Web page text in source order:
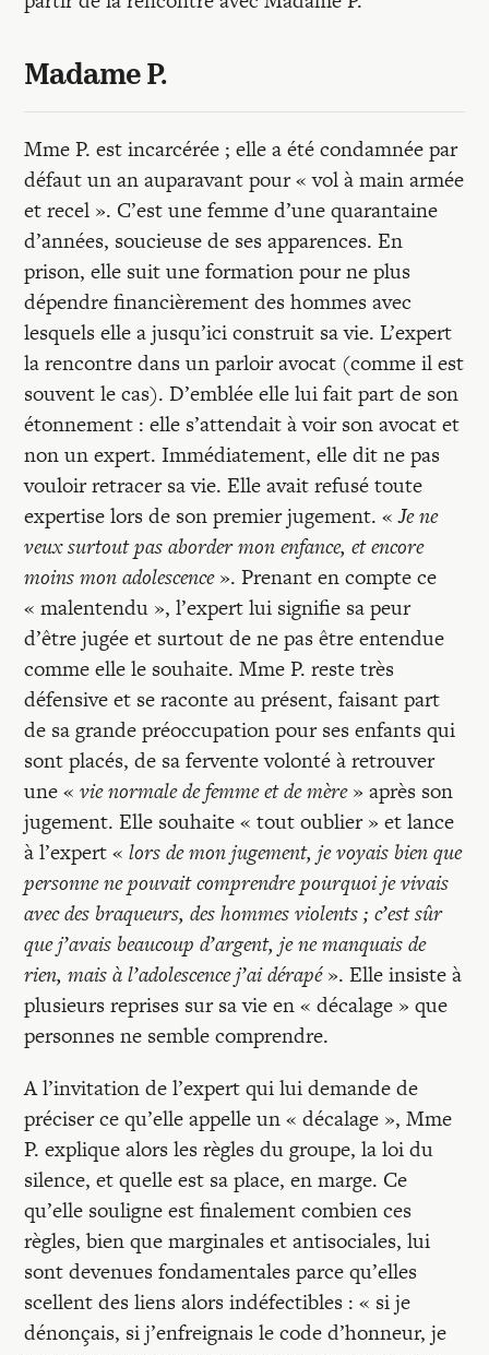
Madame P.
Mme P. est incarcérée ; elle a été condamnée par
défaut un an auparavant pour « vol à main armée
et recel ». C’est une femme d’une quarantaine
d’années, soucieuse de ses apparences. En
prison, elle suit une formation pour ne plus
dépendre financièrement des hommes avec
lesquels elle a jusqu’ici construit sa vie. L’expert
la rencontre dans un parloir avocat (comme il est
souvent le cas). D’emblée elle lui fait part de son
étonnement : elle s’attendait à voir son avocat et
non un expert. Immédiatement, elle dit ne pas
vouloir retracer sa vie. Elle avait refusé toute
expertise lors de son premier jugement. «Je ne
veux surtout pas aborder mon enfance, et encore
moins mon adolescence». Prenant en compte ce
« malentendu », l’expert lui signifie sa peur
d’être jugée et surtout de ne pas être entendue
comme elle le souhaite. Mme P. reste très
défensive et se raconte au présent, faisant part
de sa grande préoccupation pour ses enfants qui
sont placés, de sa fervente volonté à retrouver
une «vie normale de femme et de mère» après son
jugement. Elle souhaite « tout oublier » et lance
à l’expert «lors de mon jugement, je voyais bien que
personne ne pouvait comprendre pourquoi je vivais
avec des braqueurs, des hommes violents ; c’est sûr
que j’avais beaucoup d’argent, je ne manquais de
rien, mais à l’adolescence j’ai dérapé». Elle insiste à
plusieurs reprises sur sa vie en « décalage » que
personnes ne semble comprendre.
A l’invitation de l’expert qui lui demande de
préciser ce qu’elle appelle un « décalage », Mme
P. explique alors les règles du groupe, la loi du
silence, et quelle est sa place, en marge. Ce
qu’elle souligne est finalement combien ces
règles, bien que marginales et antisociales, lui
sont devenues fondamentales parce qu’elles
scellent des liens alors indéfectibles : « si je
dénonçais, si j’enfreignais le code d’honneur, je